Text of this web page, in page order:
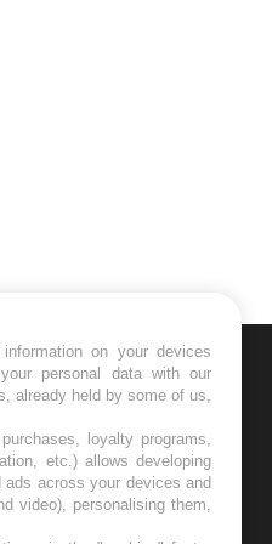
on your devices
personal data with our
already held by some of us,
loyalty programs,
etc.) allows developing
across your devices and
video), personalising them,